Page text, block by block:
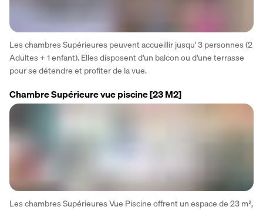
Les chambres Supérieures peuvent accueillir jusqu' 3 personnes (2
Adultes + 1 enfant). Elles disposent d'un balcon ou d'une terrasse
pour se détendre et profiter de la vue.
Chambre Supérieure vue piscine[23 M2]
Les chambres Supérieures Vue Piscine offrent un espace de 23 m²,